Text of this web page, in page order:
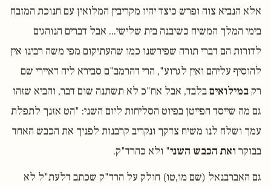
אלא הנביא צוה ופרש כיצד יהיו מקריבין המלואין עם חנוכת המזבח
בימי המלך המשיח כשיבנה בית שלישי... אבל דברים הנוהגים
לדורות הם דברי תורה שפירשנו כמו שהעתיקום מפי משה רבינו אין
להוסיף עליהם ואין לגרוע", הרי דהרמב"ם סבירא ליה דאיירי שם
רקבמילואיםבלבד, אבל אח"כ לא תשתנה שום דבר, והביא שזהו
גם מה שייסד הפייטן בפיוט הסליחות ליום השני: "הט אזנך לתפלת
עמך ושלח לנו משיח צדקך ונקריב קרבנות לפניך את הכבש האחד
בבוקר ואת הכבש השני" ולא כהרד"ק.
גם האברבנאל (שם מו,טו) חולק על הרד"ק שכתב דלעת"ל לא